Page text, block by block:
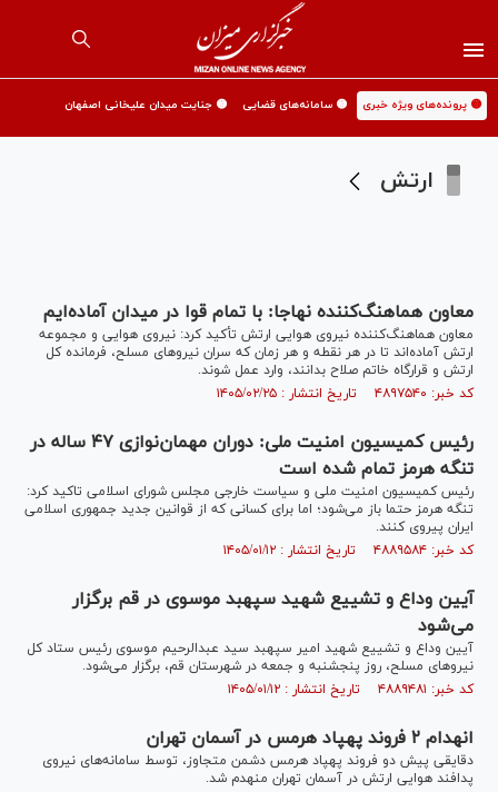
🟡 پرونده‌های ویژه خبری 🟡 سامانه‌های قضایی 🟡 جنایت میدان علیخانی اصفهان
ارتش
معاون هماهنگ‌کننده نهاجا: با تمام قوا در میدان آماده‌ایم
معاون هماهنگ‌کننده نیروی هوایی ارتش تأکید کرد: نیروی هوایی و مجموعه
ارتش آماده‌اند تا در هر نقطه و هر زمان که سران نیرو‌های مسلح، فرمانده کل
ارتش و قرارگاه خاتم صلاح بدانند، وارد عمل شوند.
کد خبر: ۴۸۹۷۵۴۰ تاریخ انتشار : ۱۴۰۵/۰۲/۲۵
رئیس کمیسیون امنیت ملی: دوران مهمان‌نوازی ۴۷ ساله در
تنگه هرمز تمام شده است
رئیس کمیسیون امنیت ملی و سیاست خارجی مجلس شورای اسلامی تاکید کرد:
تنگه هرمز حتما باز می‌شود؛ اما برای کسانی که از قوانین جدید جمهوری اسلامی
ایران پیروی کنند.
کد خبر: ۴۸۸۹۵۸۴ تاریخ انتشار : ۱۴۰۵/۰۱/۱۲
آیین وداع و تشییع شهید سپهبد موسوی در قم برگزار
می‌شود
آیین وداع و تشییع شهید امیر سپهبد سید عبدالرحیم موسوی رئیس ستاد کل
نیرو‌های مسلح، روز پنجشنبه و جمعه در شهرستان قم، برگزار می‌شود.
کد خبر: ۴۸۸۹۴۸۱ تاریخ انتشار : ۱۴۰۵/۰۱/۱۲
انهدام ۲ فروند پهپاد هرمس در آسمان تهران
دقایقی پیش دو فروند پهپاد هرمس دشمن متجاوز، توسط سامانه‌های نیروی
پدافند هوایی ارتش در آسمان تهران منهدم شد.